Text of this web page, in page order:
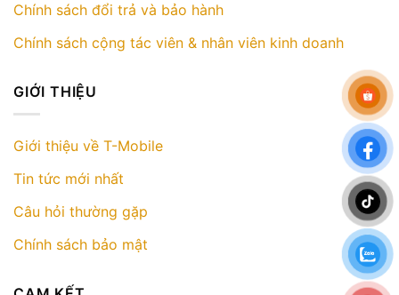
Chính sách đổi trả và bảo hành
Chính sách cộng tác viên & nhân viên kinh doanh
GIỚI THIỆU
Giới thiệu về T-Mobile
Tin tức mới nhất
Câu hỏi thường gặp
Chính sách bảo mật